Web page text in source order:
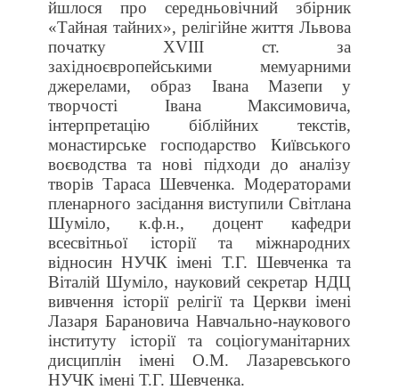
йшлося про середньовічний збірник
«Тайная тайних», релігійне життя Львова
початку XVIII ст. за
західноєвропейськими мемуарними
джерелами, образ Івана Мазепи у
творчості Івана Максимовича,
інтерпретацію біблійних текстів,
монастирське господарство Київського
воєводства та нові підходи до аналізу
творів Тараса Шевченка. Модераторами
пленарного засідання виступили Світлана
Шуміло, к.ф.н., доцент кафедри
всесвітньої історії та міжнародних
відносин НУЧК імені Т.Г. Шевченка та
Віталій Шуміло, науковий секретар НДЦ
вивчення історії релігії та Церкви імені
Лазаря Барановича Навчально-наукового
інституту історії та соціогуманітарних
дисциплін імені О.М. Лазаревського
НУЧК імені Т.Г. Шевченка.